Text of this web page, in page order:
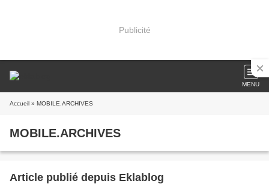
Publicité
MENU
Accueil » MOBILE.ARCHIVES
MOBILE.ARCHIVES
Article publié depuis Eklablog